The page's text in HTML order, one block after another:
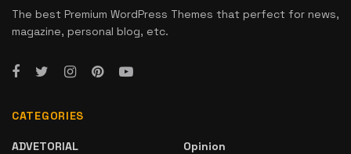
The best Premium WordPress Themes that perfect for news,
magazine, personal blog, etc.
CATEGORIES
ADVETORIAL
Opinion